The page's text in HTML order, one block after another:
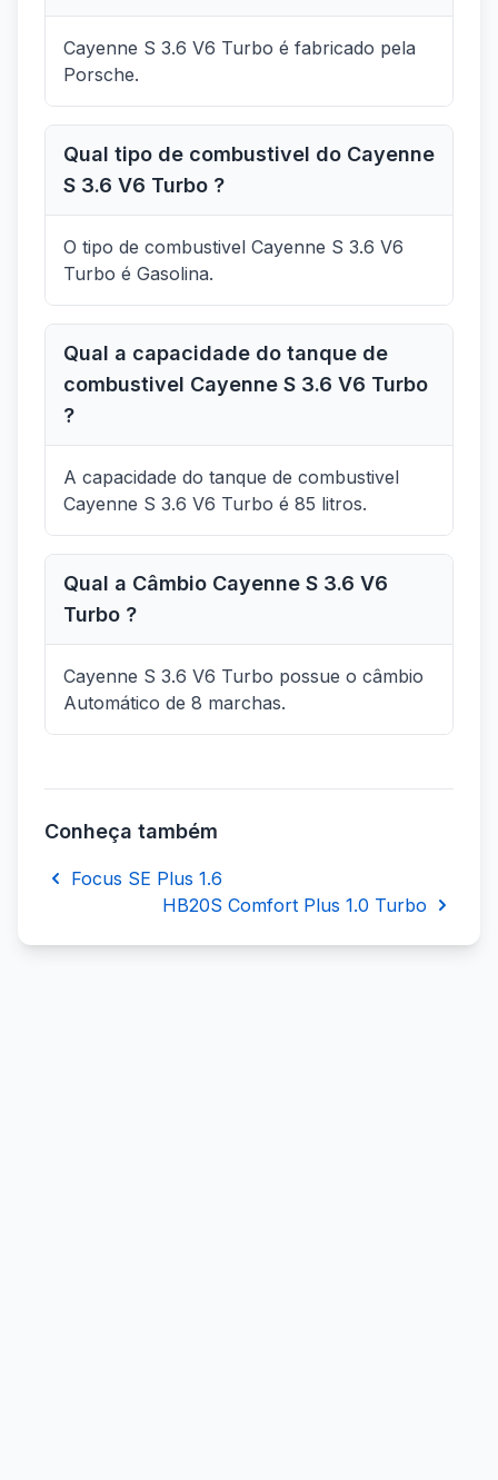
Cayenne S 3.6 V6 Turbo é fabricado pela
Porsche.
Qual tipo de combustivel do Cayenne
S 3.6 V6 Turbo ?
O tipo de combustivel Cayenne S 3.6 V6
Turbo é Gasolina.
Qual a capacidade do tanque de
combustivel Cayenne S 3.6 V6 Turbo
?
A capacidade do tanque de combustivel
Cayenne S 3.6 V6 Turbo é 85 litros.
Qual a Câmbio Cayenne S 3.6 V6
Turbo ?
Cayenne S 3.6 V6 Turbo possue o câmbio
Automático de 8 marchas.
Conheça também
Focus SE Plus 1.6
HB20S Comfort Plus 1.0 Turbo